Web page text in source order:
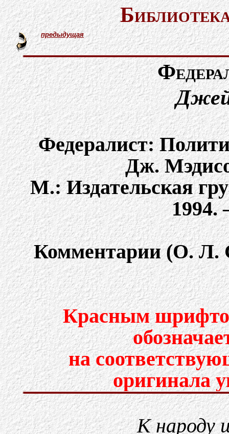
предыдущая
Федералист:
Дж.
М.: Издательская
1994.
Комментарии (О. Л.
Красным
на
оригинала
К